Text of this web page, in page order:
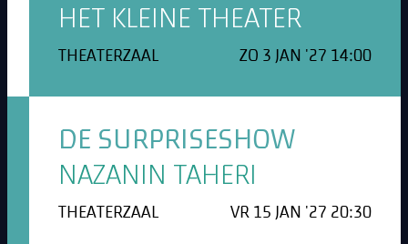
HET KLEINE THEATER
THEATERZAAL ZO 3 JAN '27 14:00
DE SURPRISESHOW
NAZANIN TAHERI
THEATERZAAL VR 15 JAN '27 20:30